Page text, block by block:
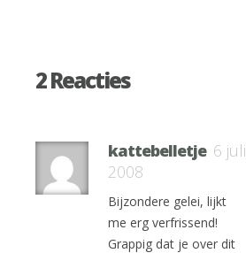
2 Reacties
kattebelletje 6 juli
2008
Bijzondere gelei, lijkt
me erg verfrissend!
Grappig dat je over dit